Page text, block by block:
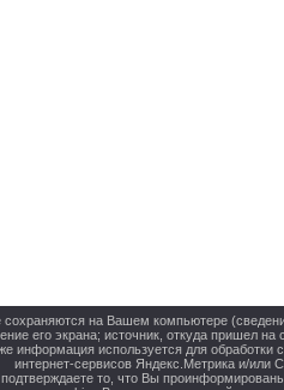
на Вашем компьютере
его экрана; источник, откуда пришел
информация используется для обработки
интернет-сервисов Яндекс.Метрика и/или
то, что Вы